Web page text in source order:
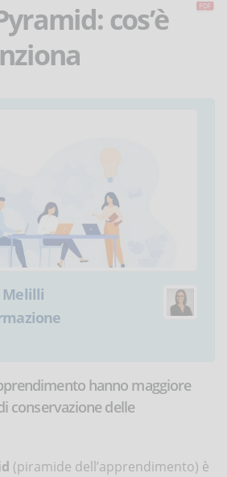
cos’è
Melilli
hanno maggiore
conservazione delle
(piramide dell’apprendimento) è